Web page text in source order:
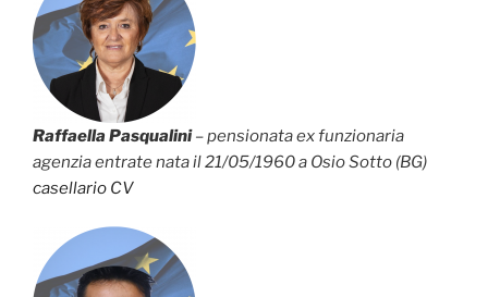
Raffaella Pasqualini– pensionata ex funzionaria
agenzia entrate nata il 21/05/1960 a Osio Sotto (BG)
casellario CV